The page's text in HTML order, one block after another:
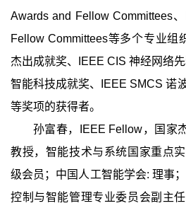
Awards and Fellow Committees
Fellow Committees等多个专业组
杰出成就奖、IEEE CIS 神经网络
智能科技成就奖、IEEE SMCS 诺
等奖项的获得者。
孙富春，IEEE Fellow，国家
教授，智能技术与系统国家重点
级会员；中国人工智能学会: 理事
控制与智能管理专业委员会副主